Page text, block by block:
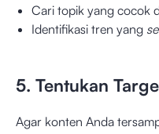
Cari topik yang cocok
Identifikasi tren yang
5. Tentukan
Agar konten Anda